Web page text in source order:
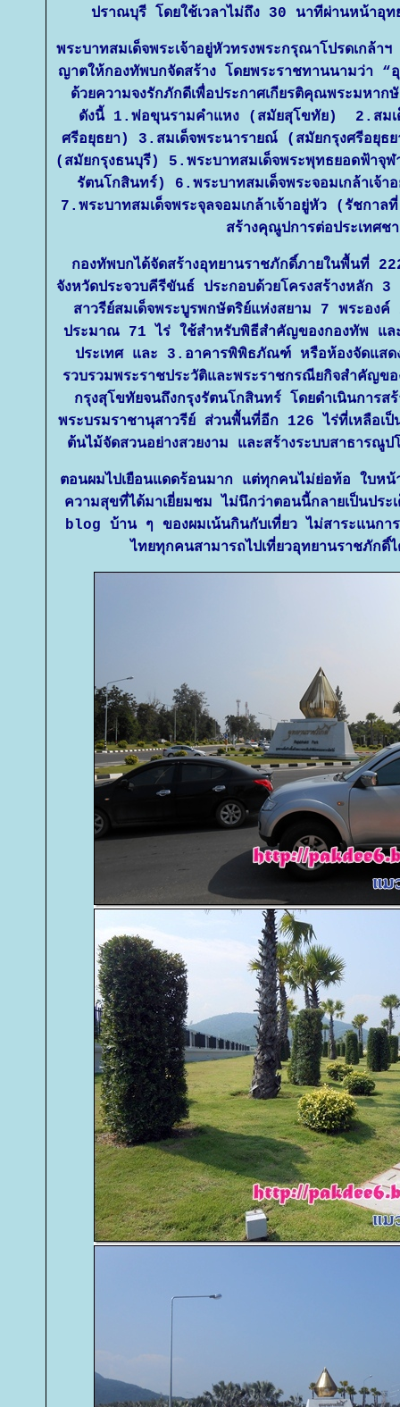
ปราณบุรี โดยใช้เวลาไม่ถึง 30 นาทีผ่านหน้าอุท
พระบาทสมเด็จพระเจ้าอยู่หัวทรงพระกรุณาโปรดเกล้า
ญาตให้กองทัพบกจัดสร้าง โดยพระราชทานนามว่า “
ด้วยความจงรักภักดีเพื่อประกาศเกียรติคุณพระมหา
ดังนี้ 1.พ่อขุนรามคำแหง (สมัยสุโขทัย) 2.สมเด็
ศรีอยุธยา) 3.สมเด็จพระนารายณ์ (สมัยกรุงศรีอยุธ
(สมัยกรุงธนบุรี) 5.พระบาทสมเด็จพระพุทธยอดฟ้าจุ
รัตนโกสินทร์) 6.พระบาทสมเด็จพระจอมเกล้าเ
7.พระบาทสมเด็จพระจุลจอมเกล้าเจ้าอยู่หัว (รัชกา
สร้างคุณูปการต่อประเทศช
กองทัพบกได้จัดสร้างอุทยานราชภักดิ์ภายในพื้นที่
จังหวัดประจวบคีรีขันธ์ ประกอบด้วยโครงสร้างหลัก
สาวรีย์สมเด็จพระบูรพกษัตริย์แห่งสยาม 7 พระองค์
ประมาณ 71 ไร่ ใช้สำหรับพิธีสำคัญของกองทัพ แล
ประเทศ และ 3.อาคารพิพิธภัณฑ์ หรือห้องจัดแสด
รวบรวมพระราชประวัติและพระราชกรณียกิจสำคัญ
กรุงสุโขทัยจนถึงกรุงรัตนโกสินทร์ โดยดำเนินการส
พระบรมราชานุสาวรีย์ ส่วนพื้นที่อีก 126 ไร่ที่เหลือเ
ต้นไม้จัดสวนอย่างสวยงาม และสร้างระบบสาธารณูป
ตอนผมไปเยือนแดดร้อนมาก แต่ทุกคนไม่ย่อท้อ ใบหน้า
ความสุขที่ได้มาเยี่ยมชม ไม่นึกว่าตอนนี้กลายเป็นประ
blog บ้าน ๆ ของผมเน้นกินกับเที่ยว ไม่สาระแนการ
ไทยทุกคนสามารถไปเที่ยวอุทยานราชภักดิ์